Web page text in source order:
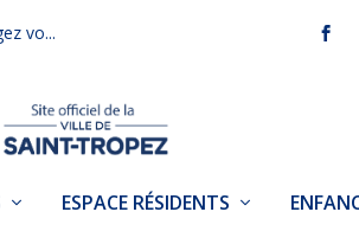
vo...
ESPACE RÉSIDENTS